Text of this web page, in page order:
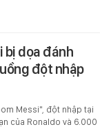
bị dọa đánh
đột nhập
Messi", đột nhập tại
của Ronaldo và 6.000